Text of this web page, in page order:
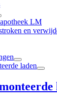
LM
en
laden